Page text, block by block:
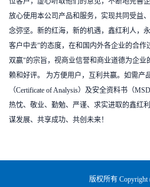
放心使用本公司产品和服务，实现共同受益
念弥坚。新的红海，新的机遇，鑫红利人，
客户中去”的态度，在和国内外各企业的合作
双赢"的宗旨，视商业信誉和商业道德为企
赖和好评。 为方便用户，互利共赢。如需产
（Certificate of Analysis）及安全资料书（
热忱、敬业、勤勉、严谨、求实进取的鑫红
谋发展、共享成功、共创未来！
版权所有 Copyright